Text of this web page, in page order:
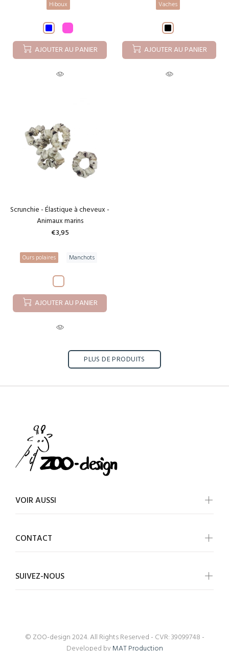
Hiboux
AJOUTER AU PANIER
Vaches
AJOUTER AU PANIER
Scrunchie - Élastique à cheveux -
Animaux marins
€3,95
Ours polaires Manchots
AJOUTER AU PANIER
PLUS DE PRODUITS
VOIR AUSSI
CONTACT
SUIVEZ-NOUS
© ZOO-design 2024. All Rights Reserved - CVR: 39099748 -